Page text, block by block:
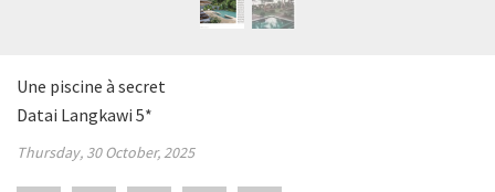
Une piscine à secret
Datai Langkawi 5*
Thursday, 30 October, 2025